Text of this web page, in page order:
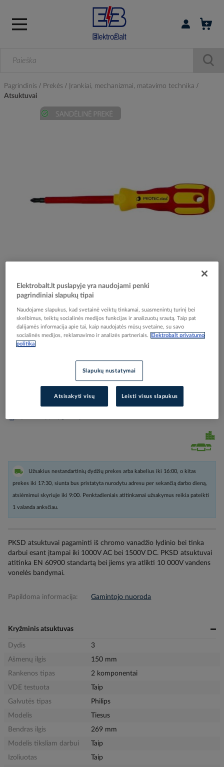
Prisijungti /
Pagrindinis Prekės
Įrankiai, mechanizmai, matavimo technika
Atsuktuvai
Skip
beginning
images
Reali prekė gali skirtis nuo pavaizduotos nuotraukoje
Atsuktuvas kryžminis PKSD PH3 (Philips PH)
150mm 1000V - PROTEC
Elektrobalt prekės kodas
Užsakius nestandartinių dydžių prekes arba kabelius iki 16:00, o kitas
prekes iki 17:30, siunta bus pristatyta nurodytu adresu per sekančią darbo dieną,
atsiėmimui skyriuje iki 9:00. Penktadieniais atitinkamai užsakymus reikia pateikti
1 valanda anksčiau.
PKSD atsuktuvai pagaminti iš chromo vanadžio lydinio bei tinka
darbui esant įtampai iki 1000V AC bei 1500V DC. PKSD atsuktuvai
atitinka EN 60900 standartą bei jiems yra atlikti 10 000V vandens
vonelės bandymai.
Papildoma informacija: Gamintojo nuoroda
Kryžminis atsuktuvas
Dydis
3
Ašmenų ilgis
150 mm
Rankenos tipas
2 komponentai
VDE testuota
Taip
Galvutės tipas
Philips
Modelis
Tiesus
Bendras ilgis
269 mm
Modelis tiksliam darbui
Taip
Izoliuotas
Taip
Elektrobalt.lt puslapyje yra naudojami penki
pagrindiniai slapukų tipai
Naudojame slapukus, kad svetainė veiktų tinkamai, suasmenintų turinį bei
skelbimus, teiktų socialinės medijos funkcijas ir analizuotų srautą. Taip pat
dalijamės informacija apie tai, kaip naudojatės mūsų svetaine, su savo
socialinės medijos, reklamavimo ir analizės partneriais.
Elektrobalt privatumo
politika
Slapukų nustatymai
Atsisakyti visų Leisti visus slapukus